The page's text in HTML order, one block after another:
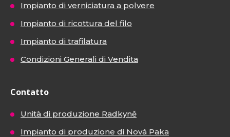
Impianto di verniciatura a polvere
Impianto di ricottura del filo
Impianto di trafilatura
Condizioni Generali di Vendita
Contatto
Unità di produzione Radkyně
Impianto di produzione di Nová Paka